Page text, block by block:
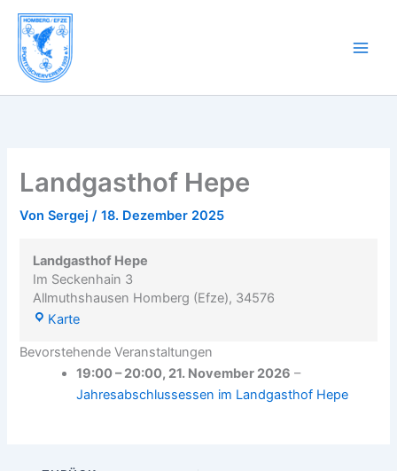
Zum
Inhalt
springen
Landgasthof Hepe
VonSergej/18. Dezember 2025
Landgasthof Hepe
Im Seckenhain 3
Allmuthshausen Homberg (Efze), 34576
Karte
Bevorstehende Veranstaltungen
19:00– 20:00, 21. November 2026 –
Jahresabschlussessen im Landgasthof Hepe